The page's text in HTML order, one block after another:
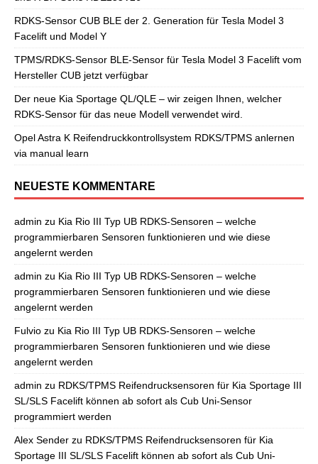
RDKS-Sensor CUB BLE der 2. Generation für Tesla Model 3
Facelift und Model Y
TPMS/RDKS-Sensor BLE-Sensor für Tesla Model 3 Facelift vom
Hersteller CUB jetzt verfügbar
Der neue Kia Sportage QL/QLE – wir zeigen Ihnen, welcher
RDKS-Sensor für das neue Modell verwendet wird.
Opel Astra K Reifendruckkontrollsystem RDKS/TPMS anlernen
via manual learn
NEUESTE KOMMENTARE
admin zu Kia Rio III Typ UB RDKS-Sensoren – welche
programmierbaren Sensoren funktionieren und wie diese
angelernt werden
admin zu Kia Rio III Typ UB RDKS-Sensoren – welche
programmierbaren Sensoren funktionieren und wie diese
angelernt werden
Fulvio zu Kia Rio III Typ UB RDKS-Sensoren – welche
programmierbaren Sensoren funktionieren und wie diese
angelernt werden
admin zu RDKS/TPMS Reifendrucksensoren für Kia Sportage III
SL/SLS Facelift können ab sofort als Cub Uni-Sensor
programmiert werden
Alex Sender zu RDKS/TPMS Reifendrucksensoren für Kia
Sportage III SL/SLS Facelift können ab sofort als Cub Uni-